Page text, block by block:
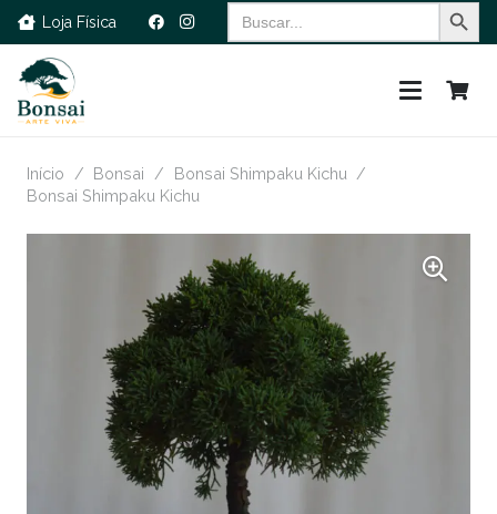
Loja Física
Search
for:
Início / Bonsai / Bonsai Shimpaku Kichu /
Bonsai Shimpaku Kichu